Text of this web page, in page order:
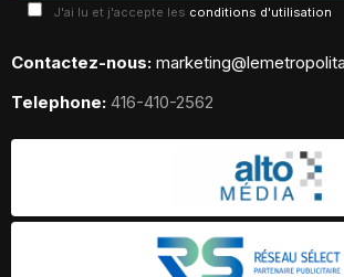
J'ai lu et j'accepte les conditions d'utilisation
Contactez-nous:
Telephone: 416-410-2562